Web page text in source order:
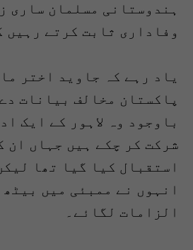
ہندوستانی مسلمان ساری
وفاداری ثابت کرتے رہیں
یاد رہے کہ جاوید اختر
پاکستان مخالف بیانات
باوجود وہ لاہور کے ایک
شرکت کر چکے ہیں جہاں ان
استقبال کیا گیا تھا
انہوں نے ممبئی میں بیٹھ
الزامات لگائے۔